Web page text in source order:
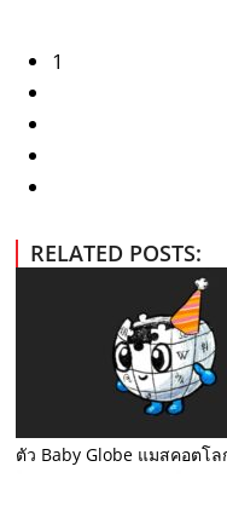
1
RELATED POSTS:
ตัว Baby Globe แมสคอตโ